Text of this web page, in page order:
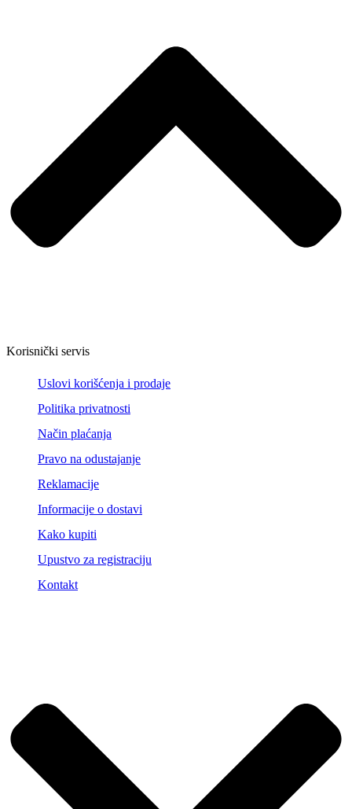
Korisnički servis
Uslovi korišćenja i prodaje
Politika privatnosti
Način plaćanja
Pravo na odustajanje
Reklamacije
Informacije o dostavi
Kako kupiti
Upustvo za registraciju
Kontakt